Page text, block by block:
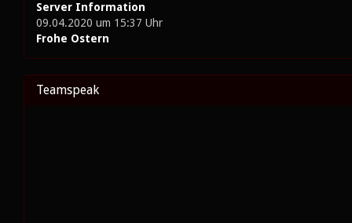
Server Information
09.04.2020 um 15:37 Uhr
Frohe Ostern
Teamspeak